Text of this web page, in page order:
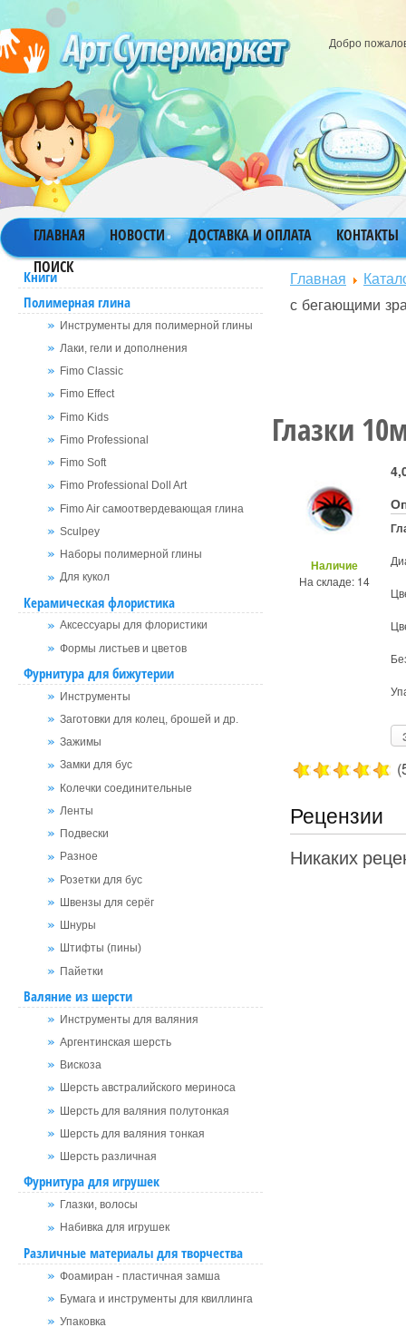
Добро
ГЛАВНАЯ НОВОСТИ ДОСТАВКА И ОПЛАТА
КОНТАКТЫ
ПОИСК
Книги
Полимерная глина
Инструменты для полимерной глины
Лаки, гели и дополнения
Fimo Classic
Fimo Effect
Fimo Kids
Fimo Professional
Fimo Soft
Fimo Professional Doll Art
Fimo Air самоотвердевающая глина
Sculpey
Наборы полимерной глины
Для кукол
Керамическая флористика
Аксессуары для флористики
Формы листьев и цветов
Фурнитура для бижутерии
Инструменты
Заготовки для колец, брошей и др.
Зажимы
Замки для бус
Колечки соединительные
Ленты
Подвески
Разное
Розетки для бус
Швензы для серёг
Шнуры
Штифты (пины)
Пайетки
Валяние из шерсти
Инструменты для валяния
Аргентинская шерсть
Вискоза
Шерсть австралийского мериноса
Шерсть для валяния полутонкая
Шерсть для валяния тонкая
Шерсть различная
Фурнитура для игрушек
Глазки, волосы
Набивка для игрушек
Различные материалы для творчества
Фоамиран - пластичная замша
Бумага и инструменты для квиллинга
Упаковка
Главная
с бегающими
Глазки
Наличие
На складе: 14
Рецензии
Никаких